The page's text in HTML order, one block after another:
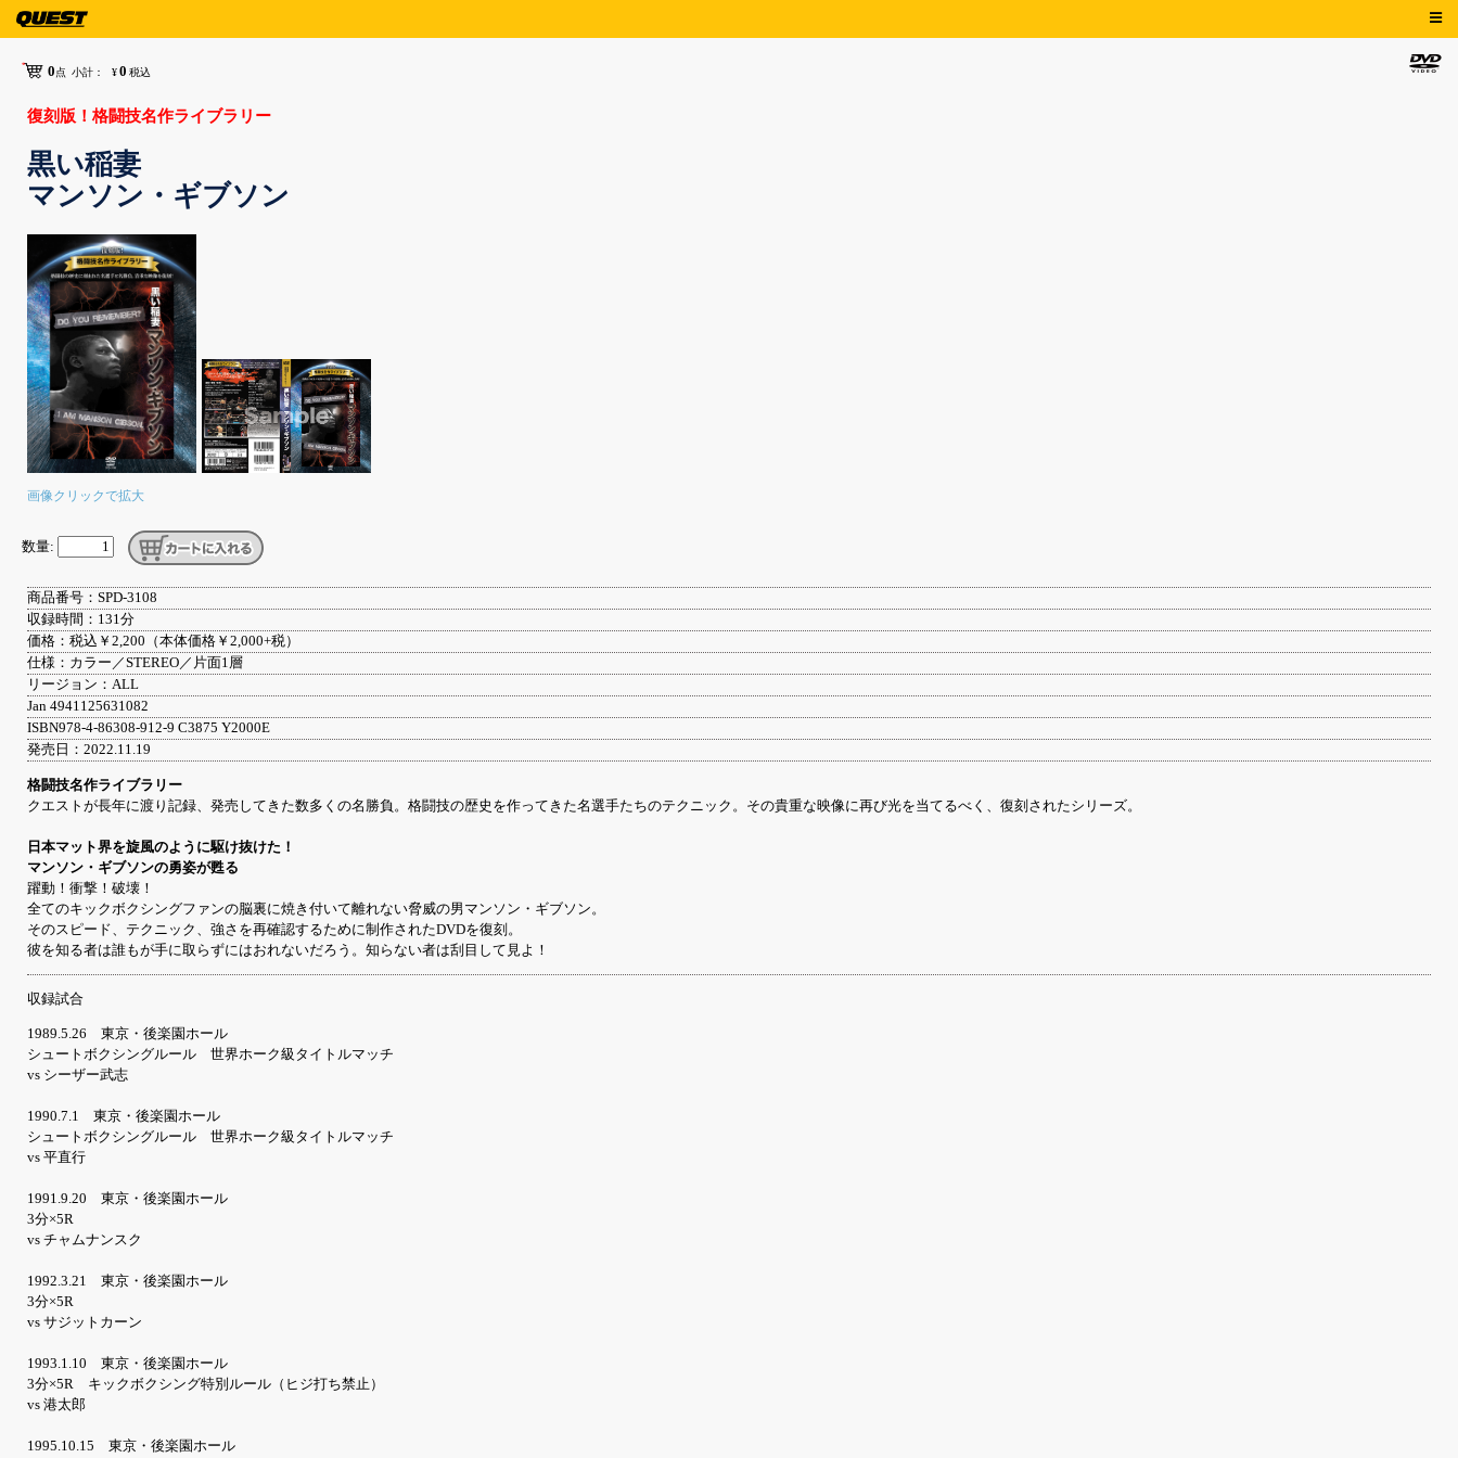
0点 小計： ¥0 税込
復刻版！格闘技名作ライブラリー
黒い稲妻
マンソン・ギブソン
画像クリックで拡大
数量:
商品番号：SPD-3108
収録時間：131分
価格：税込￥2,200（本体価格￥2,000+税）
仕様：カラー／STEREO／片面1層
リージョン：ALL
Jan 4941125631082
ISBN978-4-86308-912-9 C3875 Y2000E
発売日：2022.11.19
格闘技名作ライブラリー
クエストが長年に渡り記録、発売してきた数多くの名勝負。格闘技の歴史を作ってきた名選手たちのテクニック。その貴重な映像に再び光を当てるべく、復刻されたシリーズ。
日本マット界を旋風のように駆け抜けた！
マンソン・ギブソンの勇姿が甦る
躍動！衝撃！破壊！
全てのキックボクシングファンの脳裏に焼き付いて離れない脅威の男マンソン・ギブソン。
そのスピード、テクニック、強さを再確認するために制作されたDVDを復刻。
彼を知る者は誰もが手に取らずにはおれないだろう。知らない者は刮目して見よ！
収録試合
1989.5.26 東京・後楽園ホール
シュートボクシングルール 世界ホーク級タイトルマッチ
vs シーザー武志
1990.7.1 東京・後楽園ホール
シュートボクシングルール 世界ホーク級タイトルマッチ
vs 平直行
1991.9.20 東京・後楽園ホール
3分×5R
vs チャムナンスク
1992.3.21 東京・後楽園ホール
3分×5R
vs サジットカーン
1993.1.10 東京・後楽園ホール
3分×5R キックボクシング特別ルール（ヒジ打ち禁止）
vs 港太郎
1995.10.15 東京・後楽園ホール